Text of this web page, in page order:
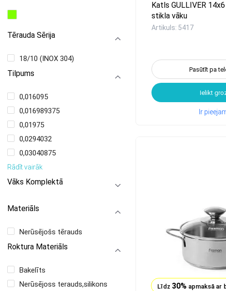
Tērauda Sērija
18/10 (INOX 304)
Tilpums
0,016095
0,016989375
0,01975
0,0294032
0,03040875
Rādīt vairāk
Vāks Komplektā
Materiāls
Nerūsējošs tērauds
Roktura Materiāls
Bakelīts
Nerūsējoss terauds,silikons
Katls GULLIVER
stikla vāku
Artikuls: 5417
Pasūtīt pa
Ielikt
Ir
Līdz 30% apmaksā ar